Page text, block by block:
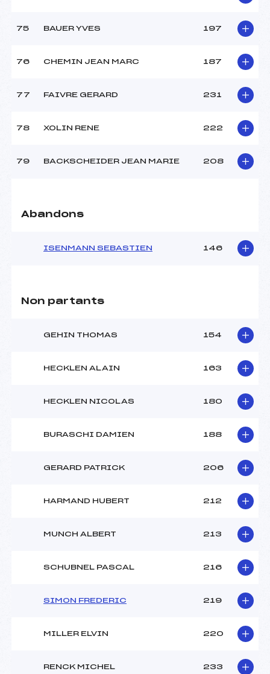
75 BAUER YVES 197
76 CHEMIN JEAN MARC 187
77 FAIVRE GERARD 231
78 XOLIN RENE 222
79 BACKSCHEIDER JEAN MARIE 208
Abandons
ISENMANN SEBASTIEN 146
Non partants
GEHIN THOMAS 154
HECKLEN ALAIN 163
HECKLEN NICOLAS 180
BURASCHI DAMIEN 188
GERARD PATRICK 206
HARMAND HUBERT 212
MUNCH ALBERT 213
SCHUBNEL PASCAL 216
SIMON FREDERIC 219
MILLER ELVIN 220
RENCK MICHEL 233